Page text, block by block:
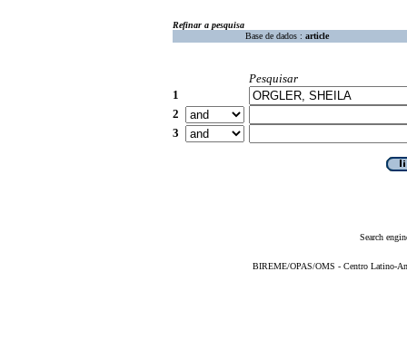
Refinar a pesquisa
Base de dados : article
Pesquisar
1
2
3
Search
BIREME/OPAS/OMS - Centro Latino-